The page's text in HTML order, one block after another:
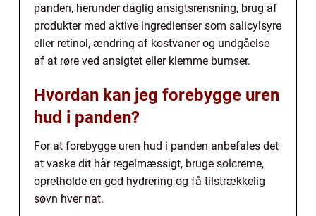
panden, herunder daglig ansigtsrensning, brug af
produkter med aktive ingredienser som salicylsyre
eller retinol, ændring af kostvaner og undgåelse
af at røre ved ansigtet eller klemme bumser.
Hvordan kan jeg forebygge uren
hud i panden?
For at forebygge uren hud i panden anbefales det
at vaske dit hår regelmæssigt, bruge solcreme,
opretholde en god hydrering og få tilstrækkelig
søvn hver nat.